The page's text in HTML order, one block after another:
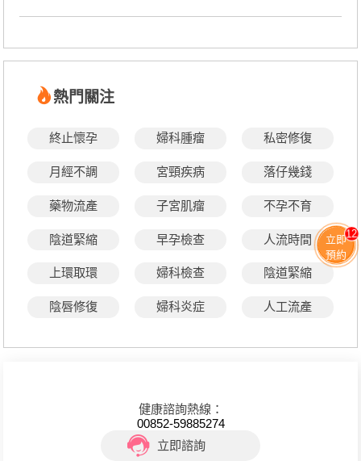
熱門關注
終止懷孕 婦科腫瘤 私密修復
月經不調 宮頸疾病 落仔幾錢
藥物流產 子宮肌瘤 不孕不育
陰道緊縮 早孕檢查 人流時間
上環取環 婦科檢查 陰道緊縮
陰唇修復 婦科炎症 人工流產
健康諮詢熱線：
00852-59885274
立即諮詢
立即
預約
12